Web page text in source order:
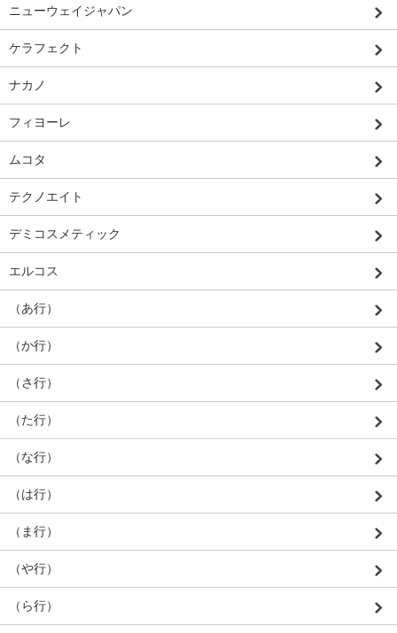
ニューウェイジャパン
ケラフェクト
ナカノ
フィヨーレ
ムコタ
テクノエイト
デミコスメティック
エルコス
（あ行）
（か行）
（さ行）
（た行）
（な行）
（は行）
（ま行）
（や行）
（ら行）